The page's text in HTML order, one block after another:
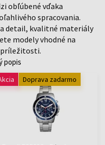
obľúbené vďaka
spracovania.
detail, kvalitné materiály
modely vhodné na
príležitosti.
popis
Doprava zadarmo